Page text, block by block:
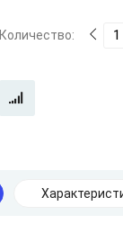
Количество: